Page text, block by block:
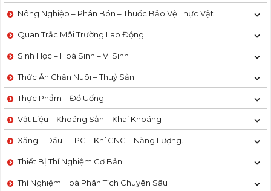
Nông Nghiệp – Phân Bón – Thuốc Bảo Vệ Thực Vật
Quan Trắc Môi Trường Lao Động
Sinh Học – Hoá Sinh – Vi Sinh
Thức Ăn Chăn Nuôi – Thuỷ Sản
Thực Phẩm – Đồ Uống
Vật Liệu – Khoáng Sản – Khai Khoáng
Xăng – Dầu – LPG – Khí CNG – Năng Lượng…
Thiết Bị Thí Nghiệm Cơ Bản
Thí Nghiệm Hoá Phân Tích Chuyên Sâu